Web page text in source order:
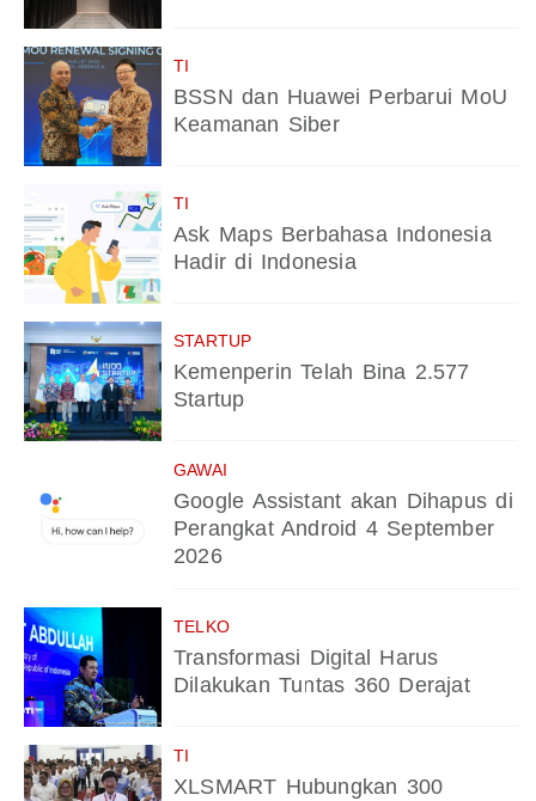
TI
BSSN dan Huawei Perbarui MoU
Keamanan Siber
TI
Ask Maps Berbahasa Indonesia
Hadir di Indonesia
STARTUP
Kemenperin Telah Bina 2.577
Startup
GAWAI
Google Assistant akan Dihapus di
Perangkat Android 4 September
2026
TELKO
Transformasi Digital Harus
Dilakukan Tuntas 360 Derajat
TI
XLSMART Hubungkan 300